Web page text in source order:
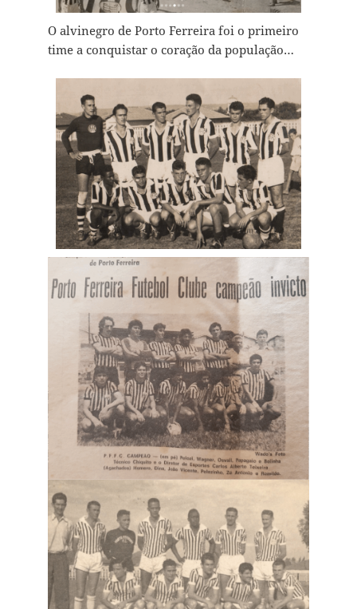
O alvinegro de Porto Ferreira foi o primeiro
time a conquistar o coração da população…